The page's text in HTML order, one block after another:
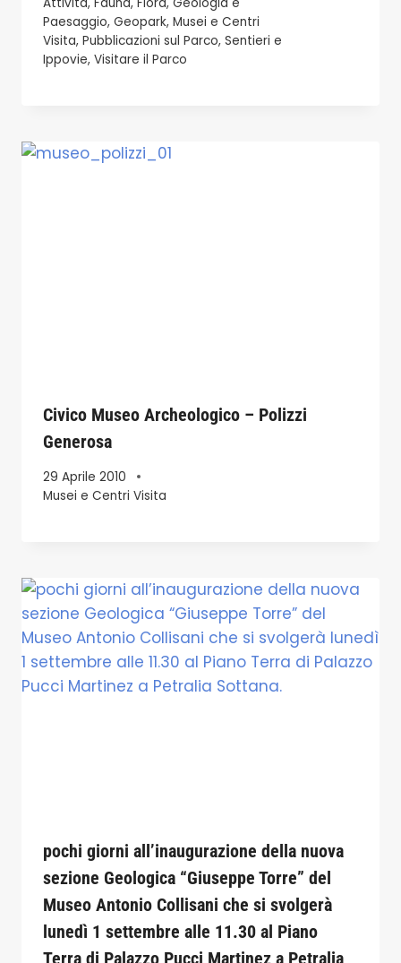
Paesaggio, Geopark, Musei e Centri
Visita, Pubblicazioni sul Parco, Sentieri e
Ippovie, Visitare il Parco
Civico Museo Archeologico – Polizzi
Generosa
29 Aprile 2010
Musei e Centri Visita
pochi giorni all’inaugurazione della nuova
sezione Geologica “Giuseppe Torre” del
Museo Antonio Collisani che si svolgerà
lunedì 1 settembre alle 11.30 al Piano